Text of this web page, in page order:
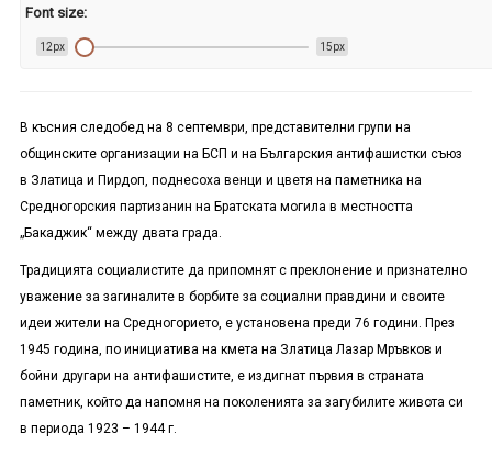
Font size:
12px 15px
В късния следобед на 8 септември, представителни групи на
общинските организации на БСП и на Българския антифашистки съюз
в Златица и Пирдоп, поднесоха венци и цветя на паметника на
Средногорския партизанин на Братската могила в местността
„Бакаджик“ между двата града.
Традицията социалистите да припомнят с преклонение и признателно
уважение за загиналите в борбите за социални правдини и своите
идеи жители на Средногорието, е установена преди 76 години. През
1945 година, по инициатива на кмета на Златица Лазар Мръвков и
бойни другари на антифашистите, е издигнат първия в страната
паметник, който да напомня на поколенията за загубилите живота си
в периода 1923 – 1944 г.